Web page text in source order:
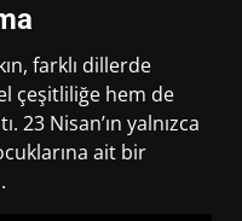
farklı dillerde
çeşitliliğe hem de
23 Nisan’ın yalnızca
ait bir